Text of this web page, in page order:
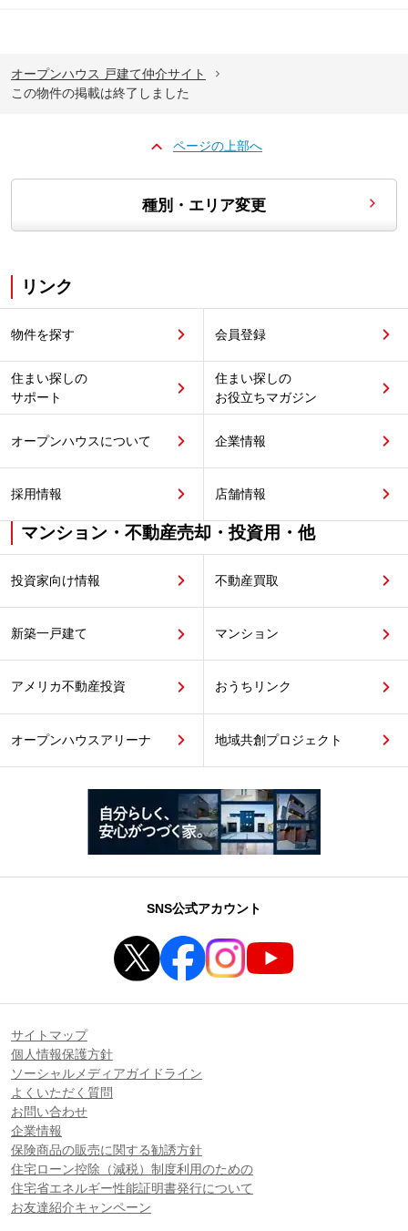
オープンハウス 戸建て仲介サイト
この物件の掲載は終了しました
ページの上部へ
種別・エリア変更
リンク
物件を探す 会員登録
住まい探しの
サポート
住まい探しの
お役立ちマガジン
オープンハウスについて 企業情報
採用情報 店舗情報
マンション・不動産売却・投資用・他
投資家向け情報 不動産買取
新築一戸建て マンション
アメリカ不動産投資 おうちリンク
オープンハウスアリーナ 地域共創プロジェクト
SNS公式アカウント
サイトマップ
個人情報保護方針
ソーシャルメディアガイドライン
よくいただく質問
お問い合わせ
企業情報
保険商品の販売に関する勧誘方針
住宅ローン控除（減税）制度利用のための
住宅省エネルギー性能証明書発行について
お友達紹介キャンペーン